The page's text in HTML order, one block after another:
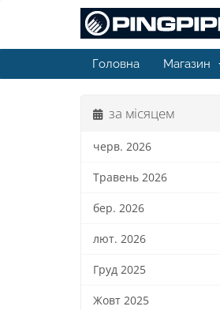
Головна Магазин
за місяцем
черв. 2026
Травень 2026
бер. 2026
лют. 2026
Груд 2025
Жовт 2025